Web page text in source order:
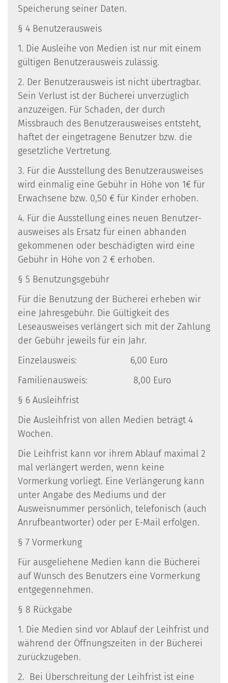
Speicherung seiner Daten.
§ 4 Benutzerausweis
1. Die Ausleihe von Medien ist nur mit einem
gültigen Benutzerausweis zulässig.
2. Der Benutzerausweis ist nicht übertragbar.
Sein Verlust ist der Bücherei unverzüglich
anzuzeigen. Für Schaden, der durch
Missbrauch des Benutzerausweises entsteht,
haftet der eingetragene Benutzer bzw. die
gesetzliche Vertretung.
3. Für die Ausstellung des Benutzerausweises
wird einmalig eine Gebühr in Höhe von 1€ für
Erwachsene bzw. 0,50 € für Kinder erhoben.
4. Für die Ausstellung eines neuen Benutzer-
ausweises als Ersatz für einen abhanden
gekommenen oder beschädigten wird eine
Gebühr in Höhe von 2 € erhoben.
§ 5 Benutzungsgebühr
Für die Benutzung der Bücherei erheben wir
eine Jahresgebühr. Die Gültigkeit des
Leseausweises verlängert sich mit der Zahlung
der Gebühr jeweils für ein Jahr.
Einzelausweis: 6,00 Euro
Familienausweis: 8,00 Euro
§ 6 Ausleihfrist
Die Ausleihfrist von allen Medien beträgt 4
Wochen.
Die Leihfrist kann vor ihrem Ablauf maximal 2
mal verlängert werden, wenn keine
Vormerkung vorliegt. Eine Verlängerung kann
unter Angabe des Mediums und der
Ausweisnummer persönlich, telefonisch (auch
Anrufbeantworter) oder per E-Mail erfolgen.
§ 7 Vormerkung
Für ausgeliehene Medien kann die Bücherei
auf Wunsch des Benutzers eine Vormerkung
entgegennehmen.
§ 8 Rückgabe
1. Die Medien sind vor Ablauf der Leihfrist und
während der Öffnungszeiten in der Bücherei
zurückzugeben.
2. Bei Überschreitung der Leihfrist ist eine